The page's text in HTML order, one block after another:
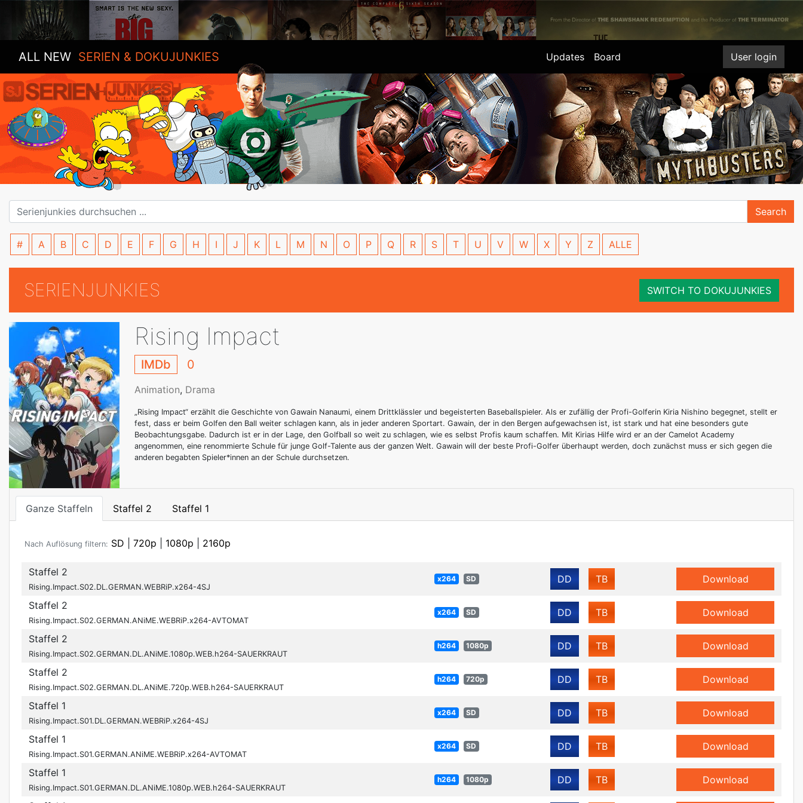
ALL NEW SERIEN & DOKUJUNKIES Updates Board User login
Search
# A B C D E F G H I J K L M N O P Q R S T U V W X Y Z ALLE
SERIENJUNKIES SWITCH TO DOKUJUNKIES
Rising Impact
IMDb 0
Animation, Drama
„Rising Impact“ erzählt die Geschichte von Gawain Nanaumi, einem Drittklässler und begeisterten Baseballspieler. Als er zufällig der Profi-Golferin Kiria Nishino begegnet, stellt er
fest, dass er beim Golfen den Ball weiter schlagen kann, als in jeder anderen Sportart. Gawain, der in den Bergen aufgewachsen ist, ist stark und hat eine besonders gute
Beobachtungsgabe. Dadurch ist er in der Lage, den Golfball so weit zu schlagen, wie es selbst Profis kaum schaffen. Mit Kirias Hilfe wird er an der Camelot Academy
angenommen, eine renommierte Schule für junge Golf-Talente aus der ganzen Welt. Gawain will der beste Profi-Golfer überhaupt werden, doch zunächst muss er sich gegen die
anderen begabten Spieler*innen an der Schule durchsetzen.
Ganze Staffeln Staffel 2 Staffel 1
Nach Auflösung filtern: SD 720p 1080p 2160p
Staffel 2
Rising.Impact.S02.DL.GERMAN.WEBRiP.x264-4SJ
x264 SD DD TB Download
Staffel 2
Rising.Impact.S02.GERMAN.ANiME.WEBRiP.x264-AVTOMAT
x264 SD DD TB Download
Staffel 2
Rising.Impact.S02.GERMAN.DL.ANiME.1080p.WEB.h264-SAUERKRAUT
h264 1080p DD TB Download
Staffel 2
Rising.Impact.S02.GERMAN.DL.ANiME.720p.WEB.h264-SAUERKRAUT
h264 720p DD TB Download
Staffel 1
Rising.Impact.S01.DL.GERMAN.WEBRiP.x264-4SJ
x264 SD DD TB Download
Staffel 1
Rising.Impact.S01.GERMAN.ANiME.WEBRiP.x264-AVTOMAT
x264 SD DD TB Download
Staffel 1
Rising.Impact.S01.GERMAN.DL.ANiME.1080p.WEB.h264-SAUERKRAUT
h264 1080p DD TB Download